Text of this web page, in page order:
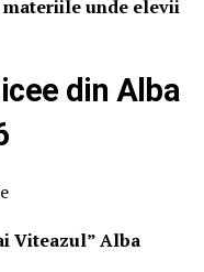
materiile unde elevii
din Alba
Viteazul” Alba